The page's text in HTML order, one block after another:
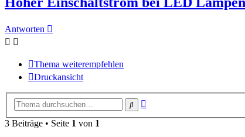
Antworten
Thema weiterempfehlen
Druckansicht
Suche
3 Beiträge • Seite 1 von 1